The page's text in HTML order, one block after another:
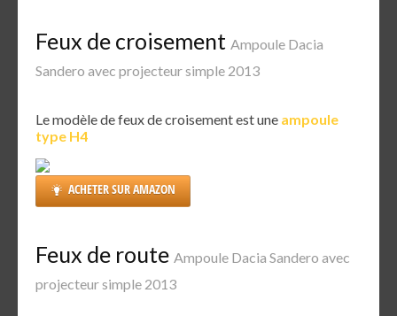
Feux de croisement Ampoule Dacia
Sandero avec projecteur simple 2013
Le modèle de feux de croisement est une ampoule
type H4
ACHETER SUR AMAZON
Feux de route Ampoule Dacia Sandero avec
projecteur simple 2013